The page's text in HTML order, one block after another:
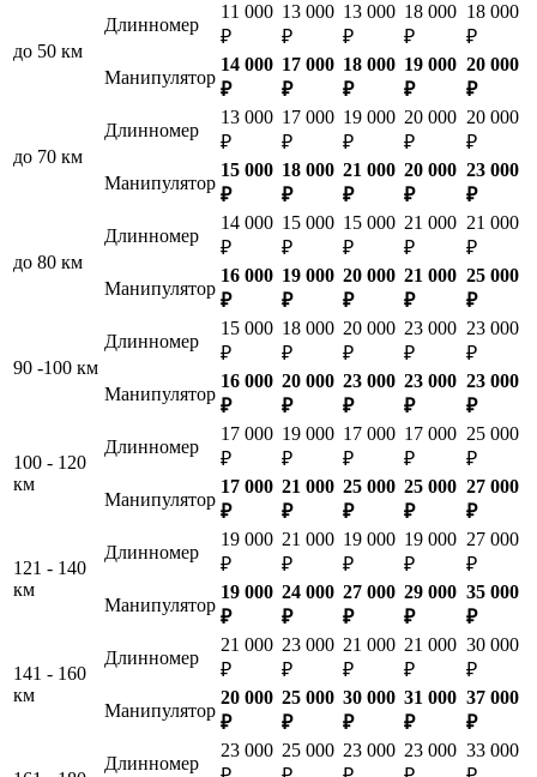
до 50 км
Длинномер
11 000
₽
13 000
₽
13 000
₽
18 000
₽
18 000
₽
Манипулятор
14 000
₽
17 000
₽
18 000
₽
19 000
₽
20 000
₽
до 70 км
Длинномер
13 000
₽
17 000
₽
19 000
₽
20 000
₽
20 000
₽
Манипулятор
15 000
₽
18 000
₽
21 000
₽
20 000
₽
23 000
₽
до 80 км
Длинномер
14 000
₽
15 000
₽
15 000
₽
21 000
₽
21 000
₽
Манипулятор
16 000
₽
19 000
₽
20 000
₽
21 000
₽
25 000
₽
90 -100 км
Длинномер
15 000
₽
18 000
₽
20 000
₽
23 000
₽
23 000
₽
Манипулятор
16 000
₽
20 000
₽
23 000
₽
23 000
₽
23 000
₽
100 - 120
км
Длинномер
17 000
₽
19 000
₽
17 000
₽
17 000
₽
25 000
₽
Манипулятор
17 000
₽
21 000
₽
25 000
₽
25 000
₽
27 000
₽
121 - 140
км
Длинномер
19 000
₽
21 000
₽
19 000
₽
19 000
₽
27 000
₽
Манипулятор
19 000
₽
24 000
₽
27 000
₽
29 000
₽
35 000
₽
141 - 160
км
Длинномер
21 000
₽
23 000
₽
21 000
₽
21 000
₽
30 000
₽
Манипулятор
20 000
₽
25 000
₽
30 000
₽
31 000
₽
37 000
₽
Длинномер
23 000 25 000 23 000 23 000 33 000